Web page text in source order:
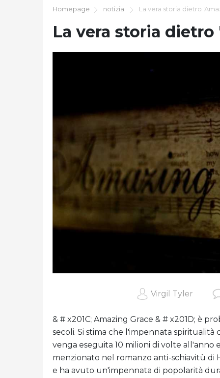
Homepage notizia La vera storia dietro
La vera storia dietro
Virgil Tyler
& # x201C; Amazing Grace & # x201D; è
secoli. Si stima che l'impennata
venga eseguita 10 milioni di volte all'anno
menzionato nel romanzo anti-schiavitù di
e ha avuto un'impennata di popolarità